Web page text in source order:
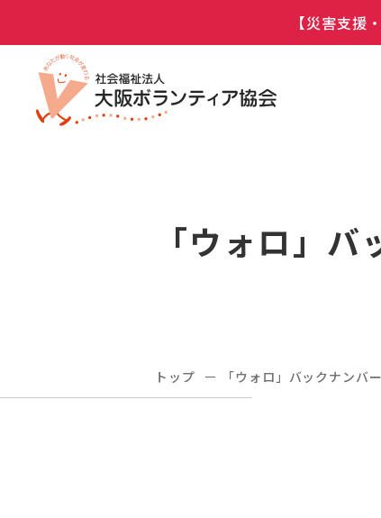
【災害支援
「ウォロ」
トップ 「ウォロ」バックナンバー